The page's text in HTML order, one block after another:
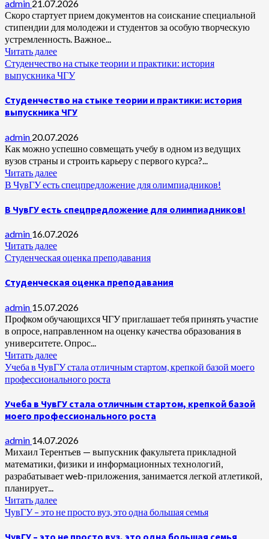
admin 21.07.2026
Скоро стартует прием документов на соискание специальной
стипендии для молодежи и студентов за особую творческую
устремленность. Важное...
Читать далее
Студенчество на стыке теории и практики: история
выпускника ЧГУ
Студенчество на стыке теории и практики: история
выпускника ЧГУ
admin 20.07.2026
Как можно успешно совмещать учебу в одном из ведущих
вузов страны и строить карьеру с первого курса?...
Читать далее
В ЧувГУ есть спецпредложение для олимпиадников!
В ЧувГУ есть спецпредложение для олимпиадников!
admin 16.07.2026
Читать далее
Студенческая оценка преподавания
Студенческая оценка преподавания
admin 15.07.2026
Профком обучающихся ЧГУ приглашает тебя принять участие
в опросе, направленном на оценку качества образования в
университете. Опрос...
Читать далее
Учеба в ЧувГУ стала отличным стартом, крепкой базой моего
профессионального роста
Учеба в ЧувГУ стала отличным стартом, крепкой базой
моего профессионального роста
admin 14.07.2026
Михаил Терентьев — выпускник факультета прикладной
математики, физики и информационных технологий,
разрабатывает web-приложения, занимается легкой атлетикой,
планирует...
Читать далее
ЧувГУ – это не просто вуз, это одна большая семья